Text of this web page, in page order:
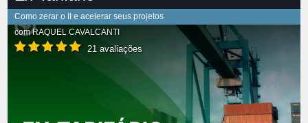
Como zerar o II e acelerar seus projetos
comRAQUEL CAVALCANTI
21 avaliações